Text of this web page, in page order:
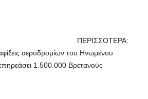
ΠΕΡΙΣΣΟΤΕΡΑ:
αεροδρομίων του Ηνωμένου
1.500.000 Βρετανούς